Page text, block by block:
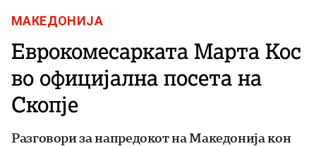
МАКЕДОНИЈА
Еврокомесарката Марта Кос
во официјална посета на
Скопје
Разговори за напредокот на Македонија кон